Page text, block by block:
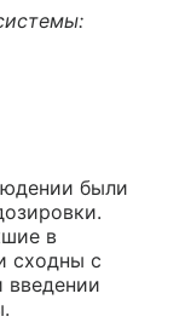
были
в
сходны с
введении